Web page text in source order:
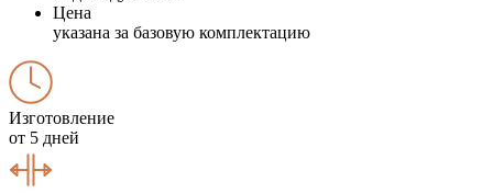
Цена
указана за базовую комплектацию
Изготовление
от 5 дней